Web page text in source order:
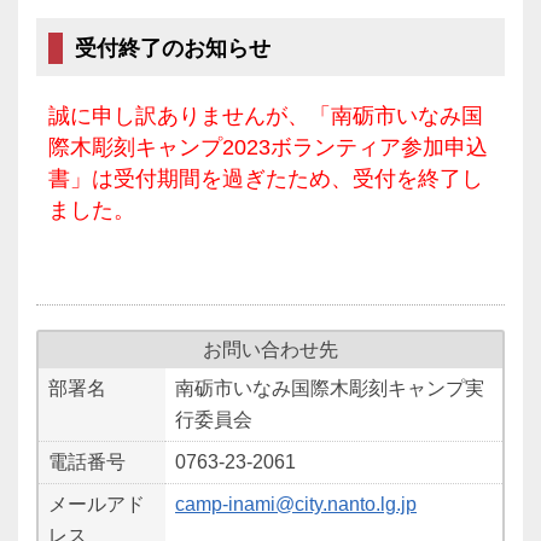
受付終了のお知らせ
誠に申し訳ありませんが、「南砺市いなみ国
際木彫刻キャンプ2023ボランティア参加申込
書」は受付期間を過ぎたため、受付を終了し
ました。
お問い合わせ先
部署名
南砺市いなみ国際木彫刻キャンプ実
行委員会
電話番号 0763-23-2061
メールアド
レス
camp-inami@city.nanto.lg.jp